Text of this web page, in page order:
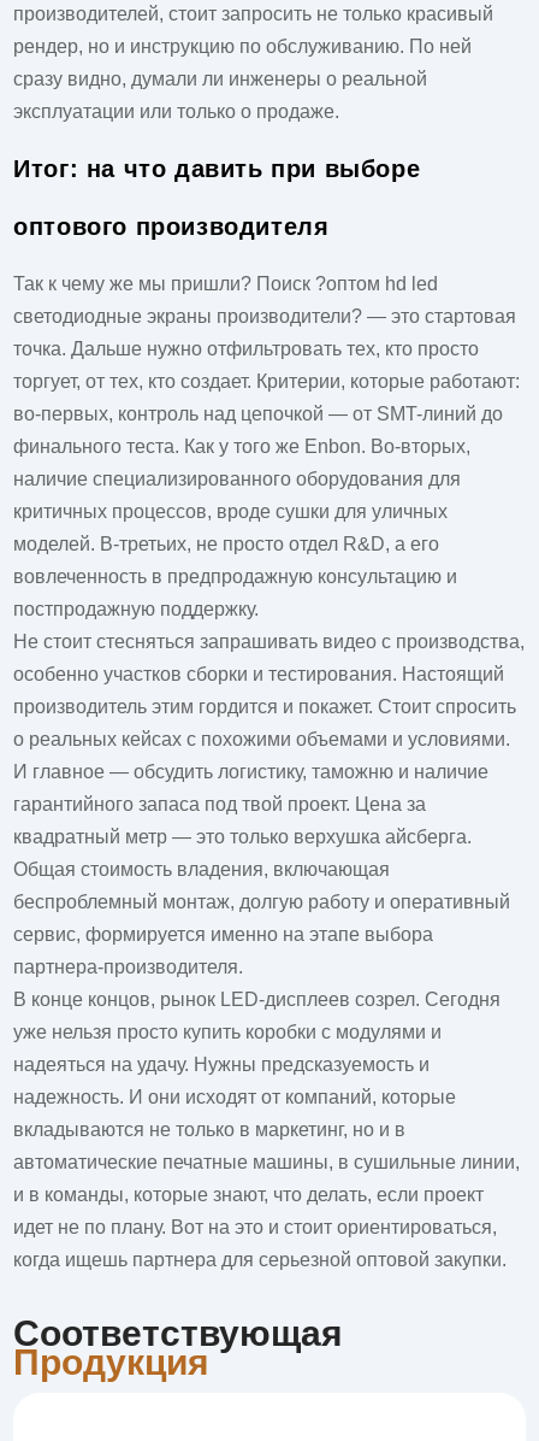
производителей, стоит запросить не только красивый
рендер, но и инструкцию по обслуживанию. По ней
сразу видно, думали ли инженеры о реальной
эксплуатации или только о продаже.
Итог: на что давить при выборе
оптового производителя
Так к чему же мы пришли? Поиск ?оптом hd led
светодиодные экраны производители? — это стартовая
точка. Дальше нужно отфильтровать тех, кто просто
торгует, от тех, кто создает. Критерии, которые работают:
во-первых, контроль над цепочкой — от SMT-линий до
финального теста. Как у того же Enbon. Во-вторых,
наличие специализированного оборудования для
критичных процессов, вроде сушки для уличных
моделей. В-третьих, не просто отдел R&D, а его
вовлеченность в предпродажную консультацию и
постпродажную поддержку.
Не стоит стесняться запрашивать видео с производства,
особенно участков сборки и тестирования. Настоящий
производитель этим гордится и покажет. Стоит спросить
о реальных кейсах с похожими объемами и условиями.
И главное — обсудить логистику, таможню и наличие
гарантийного запаса под твой проект. Цена за
квадратный метр — это только верхушка айсберга.
Общая стоимость владения, включающая
беспроблемный монтаж, долгую работу и оперативный
сервис, формируется именно на этапе выбора
партнера-производителя.
В конце концов, рынок LED-дисплеев созрел. Сегодня
уже нельзя просто купить коробки с модулями и
надеяться на удачу. Нужны предсказуемость и
надежность. И они исходят от компаний, которые
вкладываются не только в маркетинг, но и в
автоматические печатные машины, в сушильные линии,
и в команды, которые знают, что делать, если проект
идет не по плану. Вот на это и стоит ориентироваться,
когда ищешь партнера для серьезной оптовой закупки.
Соответствующая
Продукция